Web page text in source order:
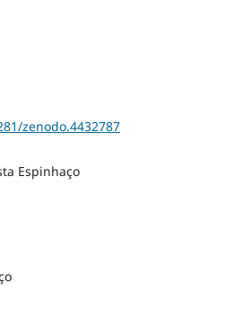
zenodo.4432787
Espinhaço